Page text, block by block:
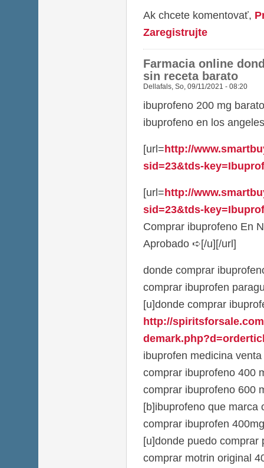
Ak chcete komentovať,
Zaregistrujte
Farmacia online
sin receta barato
Dellafals, So, 09/11/2021 - 08:20
ibuprofeno 200 mg
ibuprofeno en los angeles
[url=http://
sid=23&tds-
[url=http://
sid=23&tds-
Comprar ibuprofeno En
Aprobado ➪[/u][/url]
donde comprar
comprar ibuprofen
[u]donde comprar
http://
ibuprofen medicina venta
comprar ibuprofeno 400
comprar ibuprofeno 600
[b]ibuprofeno que marca
comprar ibuprofen
[u]donde puedo comprar
comprar motrin original